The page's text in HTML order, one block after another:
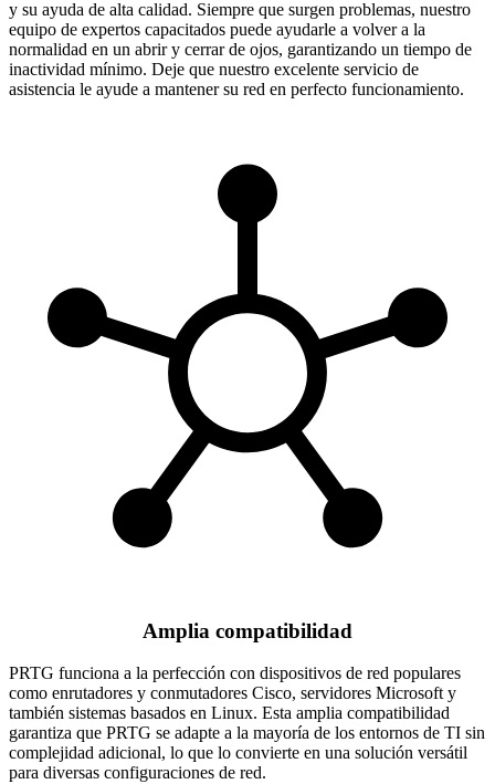
y su ayuda de alta calidad. Siempre que surgen problemas, nuestro
equipo de expertos capacitados puede ayudarle a volver a la
normalidad en un abrir y cerrar de ojos, garantizando un tiempo de
inactividad mínimo. Deje que nuestro excelente servicio de
asistencia le ayude a mantener su red en perfecto funcionamiento.
Amplia compatibilidad
PRTG funciona a la perfección con dispositivos de red populares
como enrutadores y conmutadores Cisco, servidores Microsoft y
también sistemas basados en Linux. Esta amplia compatibilidad
garantiza que PRTG se adapte a la mayoría de los entornos de TI sin
complejidad adicional, lo que lo convierte en una solución versátil
para diversas configuraciones de red.